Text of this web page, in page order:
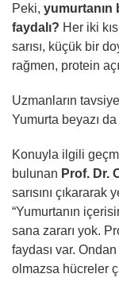
Peki, yumurtanın
faydalı? Her iki
sarısı, küçük bir
rağmen, protein
Uzmanların
Yumurta beyazı da
Konuyla ilgili
bulunan Prof. Dr.
sarısını
“Yumurtanın
sana zararı yok.
faydası var.
olmazsa hücreler